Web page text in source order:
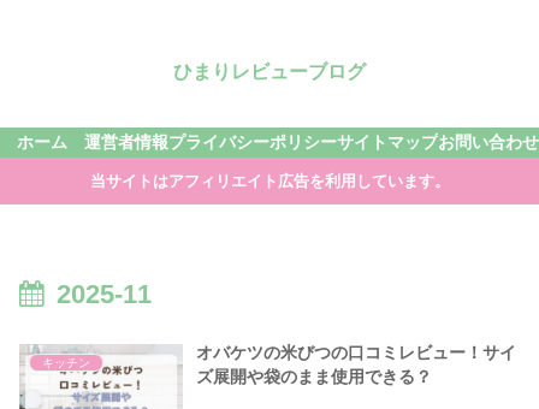
ひまりレビューブログ
ホーム 運営者情報プライバシーポリシーサイトマップお問い合わせ
当サイトはアフィリエイト広告を利用しています。
2025-11
キッチン
オバケツの米びつの口コミレビュー！サイ
ズ展開や袋のまま使用できる？